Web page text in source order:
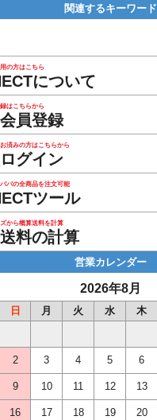
関連するキーワード
の方はこちら
について
はこちらから
員登録
済みの方はこちらから
グイン
バの全商品を注文可能
ツール
から概算送料を計算
料の計算
営業カレンダー
2026年8月
日 月 火 水 木
2 3 4 5 6
9 10 11 12 13
16 17 18 19 20